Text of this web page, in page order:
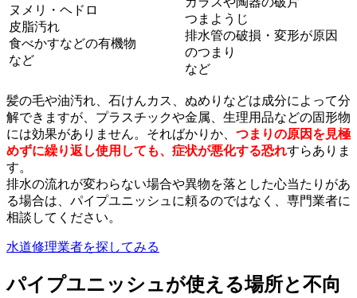
ヌメリ・ヘドロ
皮脂汚れ
食べかすなどの有機物
など
つまようじ
排水管の破損・変形が原因
のつまり
など
髪の毛や油汚れ、石けんカス、ぬめりなどは成分によって分
解できますが、プラスチックや金属、生理用品などの固形物
には効果がありません。そればかりか、 つまりの原因を見極
めずに繰り返し使用しても、症状が悪化する恐れすらありま
す。
排水の流れが変わらない場合や異物を落とした心当たりがあ
る場合は、パイプユニッシュに頼るのではなく、専門業者に
相談してください。
水道修理業者を探してみる
パイプユニッシュが使える場所と不向